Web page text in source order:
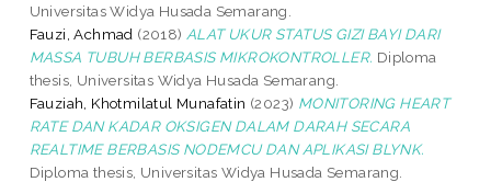
Universitas Widya Husada Semarang.
Fauzi, Achmad (2018) ALAT UKUR STATUS GIZI BAYI DARI
MASSA TUBUH BERBASIS MIKROKONTROLLER. Diploma
thesis, Universitas Widya Husada Semarang.
Fauziah, Khotmilatul Munafatin (2023) MONITORING HEART
RATE DAN KADAR OKSIGEN DALAM DARAH SECARA
REALTIME BERBASIS NODEMCU DAN APLIKASI BLYNK.
Diploma thesis, Universitas Widya Husada Semarang.